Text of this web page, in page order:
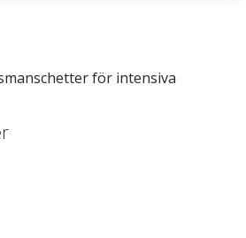
för intensiva